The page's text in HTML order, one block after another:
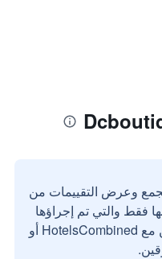
وعرض التقييمات من
فقط والتي تم إجراؤها
بواسطة مستخدمين حقيقيين مع HotelsCombined أو